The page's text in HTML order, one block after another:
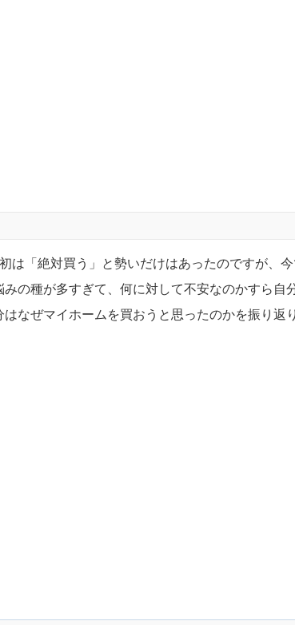
「絶対買う」と勢いだけはあったのですが、
の種が多すぎて、何に対して不安なのかすら
なぜマイホームを買おうと思ったのかを振り